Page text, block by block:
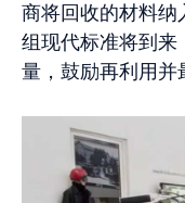
商将回收的材料纳
组现代标准将到来
量，鼓励再利用并